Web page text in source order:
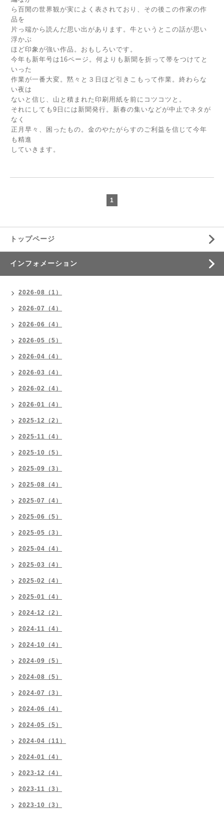
ら百閒の世界観が実によく表されており、その後この作家の作
品を
片っ端から読んだ思い出があります。牛というとこの話が思い
浮かぶ
ほど印象が強い作品。おもしろいです。
今年も新年号は16ページ。何よりも新聞を折って帯をつけてと
いった
作業が一番大変。黙々と３日ほど引きこもって作業。終わらな
い夜は
ないと信じ、山と積まれた印刷用紙を前にコツコツと。
それにしても9日には新聞発行。新春の集いなどが中止でネタが
なく
正月早々、困ったもの。金のやたがらすのご利益を信じて今年
も精進
していきます。
1
トップページ
インフォメーション
2026-08（1）
2026-07（4）
2026-06（4）
2026-05（5）
2026-04（4）
2026-03（4）
2026-02（4）
2026-01（4）
2025-12（2）
2025-11（4）
2025-10（5）
2025-09（3）
2025-08（4）
2025-07（4）
2025-06（5）
2025-05（3）
2025-04（4）
2025-03（4）
2025-02（4）
2025-01（4）
2024-12（2）
2024-11（4）
2024-10（4）
2024-09（5）
2024-08（5）
2024-07（3）
2024-06（4）
2024-05（5）
2024-04（11）
2024-01（4）
2023-12（4）
2023-11（3）
2023-10（3）